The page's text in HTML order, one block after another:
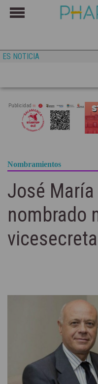
ES NOTICIA
Publicidad
Nombramientos
José
nombrado